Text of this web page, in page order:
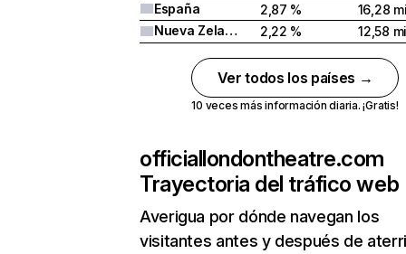
España
2,87 %
16,28
Nueva Zelanda
2,22 % 12,58
Ver todos los países →
10 veces más información diaria. ¡Gratis!
officiallondontheatre.com
Trayectoria del tráfico web
Averigua por dónde navegan los
visitantes antes y después de